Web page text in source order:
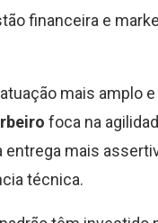
financeira e
mais amplo
foca na
mais
técnica.